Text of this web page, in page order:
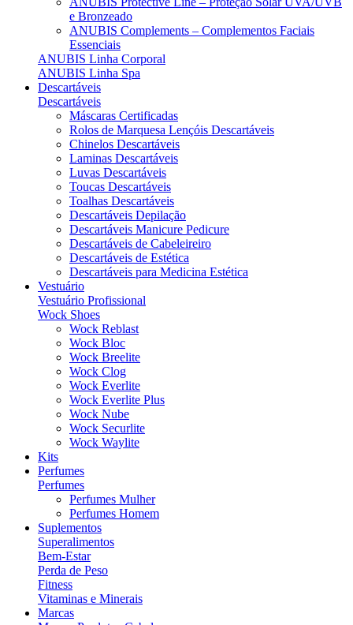
e Bronzeado
ANUBIS Complements – Complementos Faciais
Essenciais
ANUBIS Linha Corporal
ANUBIS Linha Spa
Descartáveis
Descartáveis
Máscaras Certificadas
Rolos de Marquesa Lençóis Descartáveis
Chinelos Descartáveis
Laminas Descartáveis
Luvas Descartáveis
Toucas Descartáveis
Toalhas Descartáveis
Descartáveis Depilação
Descartáveis Manicure Pedicure
Descartáveis de Cabeleireiro
Descartáveis de Estética
Descartáveis para Medicina Estética
Vestuário
Vestuário Profissional
Wock Shoes
Wock Reblast
Wock Bloc
Wock Breelite
Wock Clog
Wock Everlite
Wock Everlite Plus
Wock Nube
Wock Securlite
Wock Waylite
Kits
Perfumes
Perfumes
Perfumes Mulher
Perfumes Homem
Suplementos
Superalimentos
Bem-Estar
Perda de Peso
Fitness
Vitaminas e Minerais
Marcas